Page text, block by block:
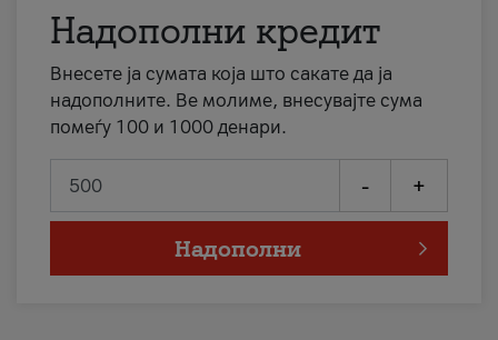
Надополни кредит
Внесете ја сумата која што сакате да ја
надополните. Ве молиме, внесувајте сума
помеѓу 100 и 1000 денари.
- +
Надополни